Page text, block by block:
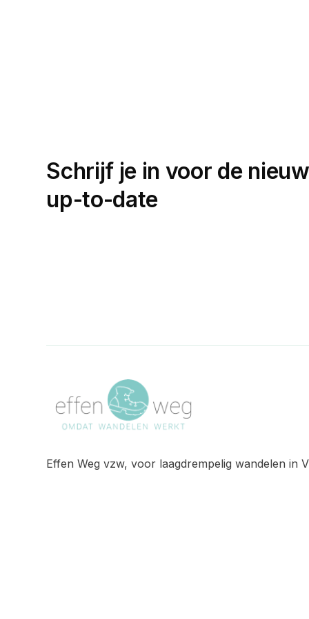
Schrijf je in voor de
up-to-date
Effen Weg vzw, voor laagdrempelig wandelen in